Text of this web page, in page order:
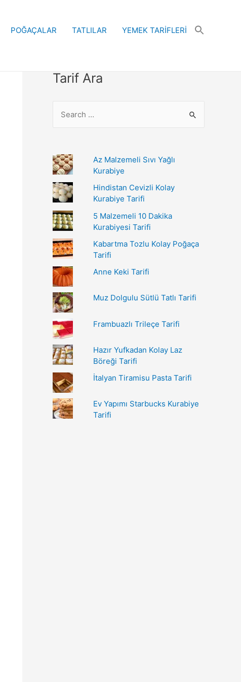
POĞAÇALAR TATLILAR YEMEK TARİFLERİ
Tarif Ara
r
c
h
f
o
r
:
Az Malzemeli Sıvı Yağlı
Kurabiye
Hindistan Cevizli Kolay
Kurabiye Tarifi
5 Malzemeli 10 Dakika
Kurabiyesi Tarifi
Kabartma Tozlu Kolay Poğaça
Tarifi
Anne Keki Tarifi
Muz Dolgulu Sütlü Tatlı Tarifi
Frambuazlı Trileçe Tarifi
Hazır Yufkadan Kolay Laz
Böreği Tarifi
İtalyan Tiramisu Pasta Tarifi
Ev Yapımı Starbucks Kurabiye
Tarifi